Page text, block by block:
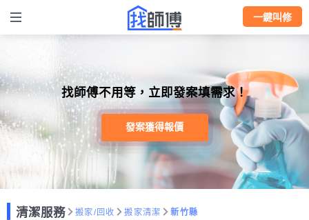
一鍵叫修
找師傅不用等，立即發案填需求！
發案獲得報價
清潔服務 搬家/回收 搬家清潔 新竹縣